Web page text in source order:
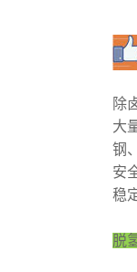
除
大
钢
安
稳
脱